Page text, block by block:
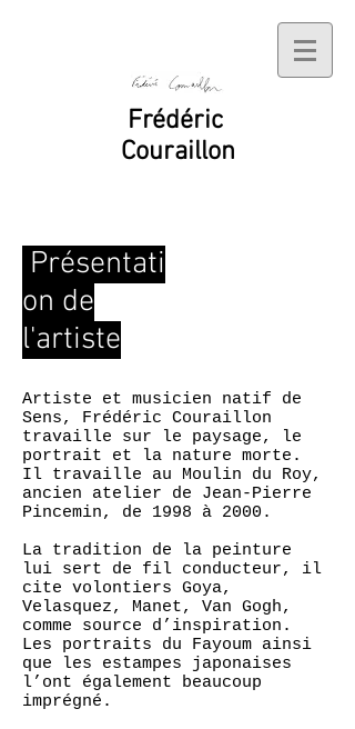
Frédéric
Couraillon
Présentati
on de
l'artiste
Artiste et musicien natif de
Sens, Frédéric Couraillon
travaille sur le paysage, le
portrait et la nature morte.
Il travaille au Moulin du Roy,
ancien atelier de Jean-Pierre
Pincemin, de 1998 à 2000.
La tradition de la peinture
lui sert de fil conducteur, il
cite volontiers Goya,
Velasquez, Manet, Van Gogh,
comme source d’inspiration.
Les portraits du Fayoum ainsi
que les estampes japonaises
l’ont également beaucoup
imprégné.